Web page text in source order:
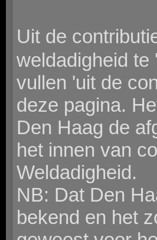
Uit de
weldadigheid
vullen 'uit de
deze pagina.
Den Haag de
het innen van
Weldadigheid.
NB: Dat Den
bekend en het